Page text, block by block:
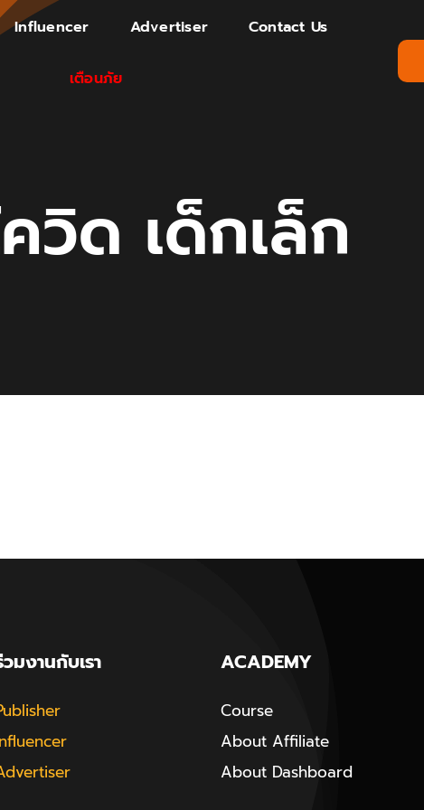
Influencer Advertiser Contact Us
เตือนภัย
วิด เด็กเล็ก
มงานกับเรา ACADEMY
Course
About Affiliate
About Dashboard